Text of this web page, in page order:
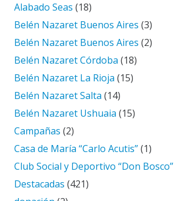
Alabado Seas (18)
Belén Nazaret Buenos Aires (3)
Belén Nazaret Buenos Aires (2)
Belén Nazaret Córdoba (18)
Belén Nazaret La Rioja (15)
Belén Nazaret Salta (14)
Belén Nazaret Ushuaia (15)
Campañas (2)
Casa de María “Carlo Acutis”(1)
Club Social y Deportivo “Don Bosco”
Destacadas (421)